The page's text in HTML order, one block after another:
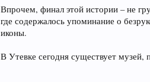
Впрочем, финал этой истории – не
где содержалось упоминание о
иконы.
В Утевке сегодня существует